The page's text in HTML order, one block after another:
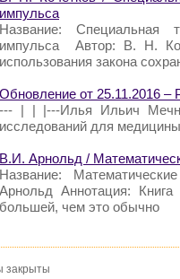
импульса
Название: Специальная
импульса Автор: В. Н.
использования закона
Обновление от 25.11.2016
--- | | |---Илья Ильич
исследований для
В.И. Арнольд /
Название:
Арнольд Аннотация:
большей, чем это обычно
закрыты